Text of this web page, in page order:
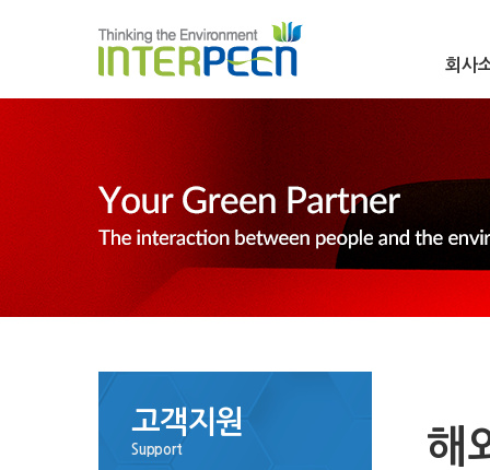
회사
고객지원
Support 해